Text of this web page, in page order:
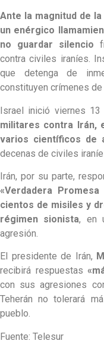
Ante la magnitud de
un enérgico
no guardar silencio
contra civiles iraníes.
que detenga de
constituyen crímenes de
Israel inició viernes 13
militares contra Irán,
varios científicos de
decenas de civiles
Irán, por su parte,
«Verdadera Promesa
cientos de misiles y
régimen sionista, en
agresión.
El presidente de Irán,
recibirá respuestas
con sus agresiones
Teherán no tolerará
pueblo.
Fuente: Telesur